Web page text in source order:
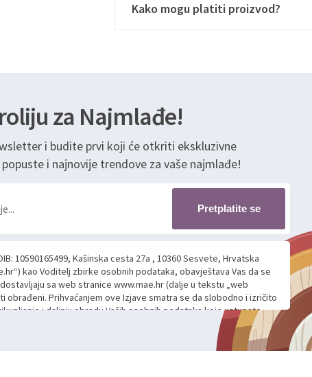
Kako mogu platiti proizvod?
za Najmlađe!
i budite prvi koji će otkriti ekskluzivne
i najnovije trendove za vaše najmlađe!
Pretplatite se
10590165499, Kašinska cesta 27a , 10360 Sesvete, Hrvatska
kao Voditelj zbirke osobnih podataka, obavještava Vas da se
sa web stranice www.mae.hr (dalje u tekstu „web
obrađeni. Prihvaćanjem ove Izjave smatra se da slobodno i izričito
i daljnju obradu Vaših osobnih podataka koje ustupate
stranica u svrhu odgovora i daljnje komunikacije na Vaš upit
obrazac. Radi se o dobrovoljnom davanju podataka te ovu Izjavu
odnosno niste dužni unositi svoje osobne podatke u jednu od